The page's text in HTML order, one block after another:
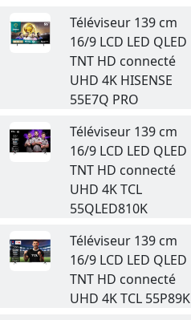
Téléviseur 139 cm
16/9 LCD LED QLED
TNT HD connecté
UHD 4K HISENSE
55E7Q PRO
Téléviseur 139 cm
16/9 LCD LED QLED
TNT HD connecté
UHD 4K TCL
55QLED810K
Téléviseur 139 cm
16/9 LCD LED QLED
TNT HD connecté
UHD 4K TCL 55P89K